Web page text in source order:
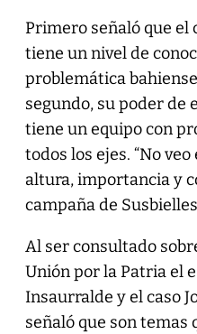
Primero señaló que
tiene un nivel de
problemática
segundo, su poder de
tiene un equipo con
todos los ejes. “No
altura, importancia y
campaña de
Al ser consultado
Unión por la Patria el
Insaurralde y el caso
señaló que son temas